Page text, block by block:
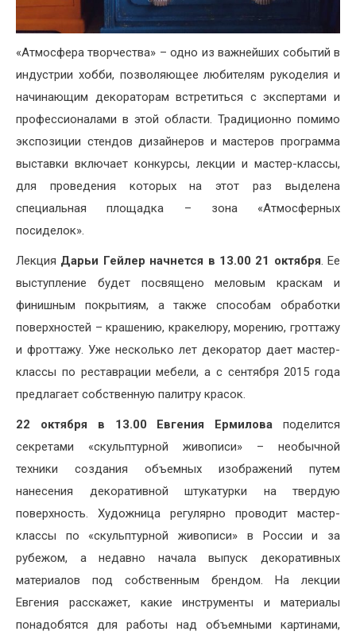
«Атмосфера творчества» – одно из важнейших событий в
индустрии хобби, позволяющее любителям рукоделия и
начинающим декораторам встретиться с экспертами и
профессионалами в этой области. Традиционно помимо
экспозиции стендов дизайнеров и мастеров программа
выставки включает конкурсы, лекции и мастер-классы,
для проведения которых на этот раз выделена
специальная площадка – зона «Атмосферных
посиделок».
Лекция Дарьи Гейлер начнется в 13.00 21 октября. Ее
выступление будет посвящено меловым краскам и
финишным покрытиям, а также способам обработки
поверхностей – крашению, кракелюру, морению, гроттажу
и фроттажу. Уже несколько лет декоратор дает мастер-
классы по реставрации мебели, а с сентября 2015 года
предлагает собственную палитру красок.
22 октября в 13.00 Евгения Ермилова поделится
секретами «скульптурной живописи» – необычной
техники создания объемных изображений путем
нанесения декоративной штукатурки на твердую
поверхность. Художница регулярно проводит мастер-
классы по «скульптурной живописи» в России и за
рубежом, а недавно начала выпуск декоративных
материалов под собственным брендом. На лекции
Евгения расскажет, какие инструменты и материалы
понадобятся для работы над объемными картинами,